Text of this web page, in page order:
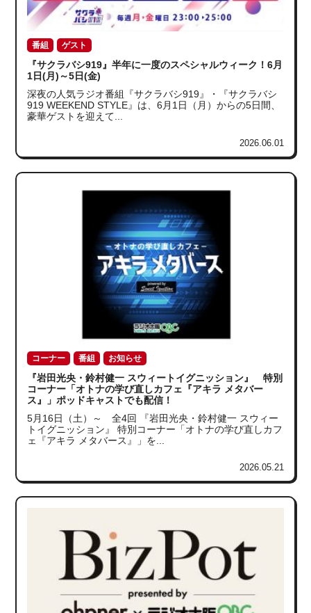
番組 ゲスト
『サクラバシ919』半年に一度のスペシャルウィーク！6月
1日(月)～5日(金)
深夜の人気ラジオ番組『サクラバシ919』・『サクラバシ
919 WEEKEND STYLE』は、6月1日（月）からの5日間、
豪華ゲストを迎えて...
2026.06.01
コーナー 番組 お知らせ
『岩田光央・鈴村健一 スウィートイグニッション』 特別
コーナー「オトナの学び直しカフェ『アキラ メタバー
ス』」ポッドキャストでも配信！
5月16日（土）～ 全4回 『岩田光央・鈴村健一 スウィー
トイグニッション』 特別コーナー「オトナの学び直しカフ
ェ『アキラ メタバース』」を...
2026.05.21